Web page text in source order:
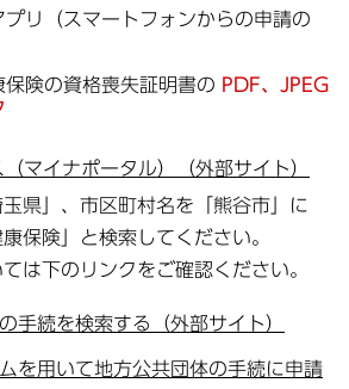
リ（スマートフォンからの申請の
険の資格喪失証明書の PDF、JPEG
マイナポータル）（外部サイト）
県」、市区町村名を「熊谷市」に
保険」と検索してください。
は下のリンクをご確認ください。
手続を検索する（外部サイト）
を用いて地方公共団体の手続に申請